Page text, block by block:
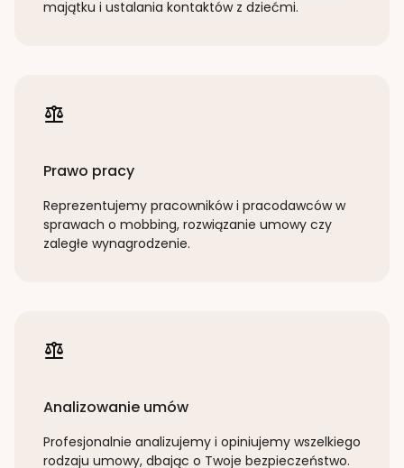
majątku i ustalania kontaktów z dziećmi.
Prawo pracy
Reprezentujemy pracowników i pracodawców w
sprawach o mobbing, rozwiązanie umowy czy
zaległe wynagrodzenie.
Analizowanie umów
Profesjonalnie analizujemy i opiniujemy wszelkiego
rodzaju umowy, dbając o Twoje bezpieczeństwo.